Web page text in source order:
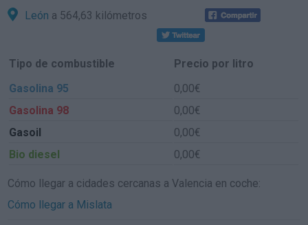
León a 564,63 kilómetros
Tipo de combustible
Precio por litro
Gasolina 95
0,00€
Gasolina 98
0,00€
Gasoil
0,00€
Bio diesel
0,00€
Cómo llegar a cidades cercanas a Valencia en coche:
Cómo llegar a Mislata